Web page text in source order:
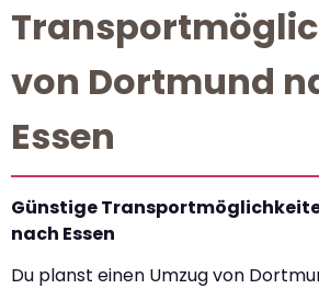
von Dortmund
Essen
Günstige
nach Essen
Du planst einen Umzug von